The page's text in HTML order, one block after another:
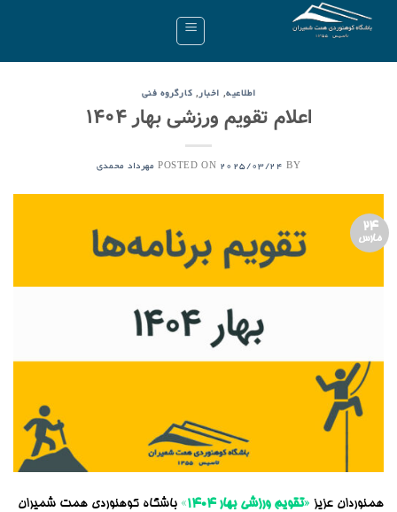
اطلاعیه, اخبار, کارگروه فنی
اعلام تقویم ورزشی بهار ۱۴۰۴
POSTED ON 2025/03/24 BY مهرداد محمدی
24
مارس
همنوردان عزیز «تقویم ورزشی بهار ۱۴۰۴ » باشگاه کوهنوردی همت شمیران